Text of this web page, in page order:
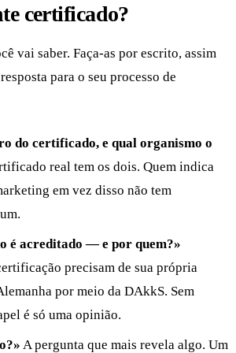
certificado?
vai saber. Faça-as por escrito, assim
para o seu processo de
do certificado, e qual organismo o
real tem os dois. Quem indica
em vez disso não tem
é acreditado — e por quem?»
precisam de sua própria
por meio da DAkkS. Sem
é só uma opinião.
A pergunta que mais revela algo. Um